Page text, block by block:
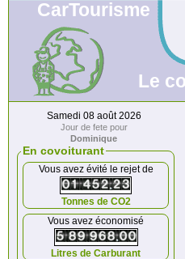
CarTourisme
Le
Samedi 08 août 2026
Jour de fete pour
Dominique
En covoiturant
Vous avez évité le rejet de
Tonnes de CO2
Vous avez économisé
Litres de Carburant